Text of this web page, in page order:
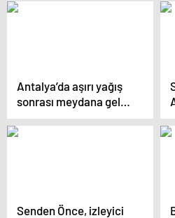
filminin galası yapıldı
Antalya’da aşırı yağış
sonrası meydana gelen
selde 1 kişi hayatını
kaybetti
Senden Önce, izleyici